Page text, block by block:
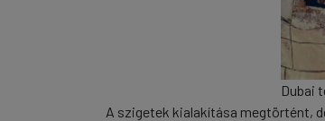
Dubai
A szigetek kialakítása megtörtént,